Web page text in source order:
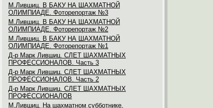
М.Лившиц. В БАКУ НА ШАХМАТНОЙ
ОЛИМПИАДЕ. Фоторепортаж №3
М.Лившиц. В БАКУ НА ШАХМАТНОЙ
ОЛИМПИАДЕ. Фоторепортаж №2
М.Лившиц. В БАКУ НА ШАХМАТНОЙ
ОЛИМПИАДЕ. Фоторепортаж №1
Д-р Марк Лившиц. СЛЕТ ШАХМАТНЫХ
ПРОФЕССИОНАЛОВ. Часть 3
Д-р Марк Лившиц. СЛЕТ ШАХМАТНЫХ
ПРОФЕССИОНАЛОВ. Часть 2
Д-р Марк Лившиц. СЛЕТ ШАХМАТНЫХ
ПРОФЕССИОНАЛОВ
М.Лившиц. На шахматном субботнике.